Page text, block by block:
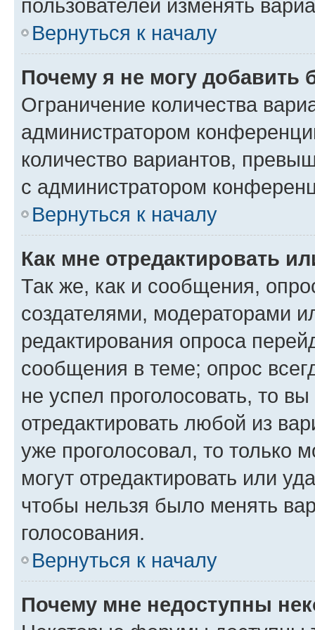
пользователей изменять
Вернуться к началу
Почему я не могу добавить
Ограничение количества
администратором
количество вариантов,
с администратором
Вернуться к началу
Как мне отредактировать
Так же, как и сообщения,
создателями, модераторами
редактирования опроса
сообщения в теме; опрос
не успел проголосовать, то
отредактировать любой из
уже проголосовал, то только
могут отредактировать или
чтобы нельзя было менять
голосования.
Вернуться к началу
Почему мне недоступны